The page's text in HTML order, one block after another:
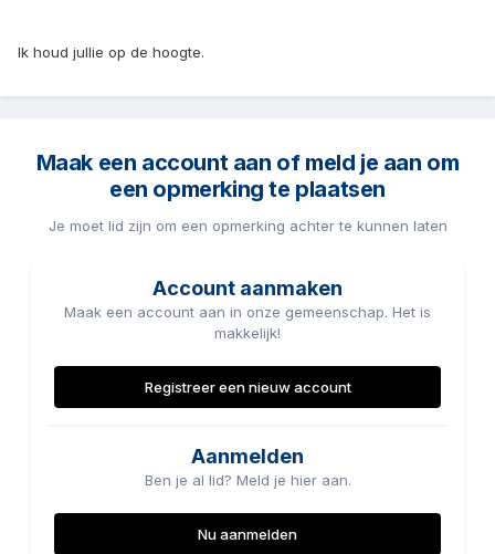
Ik houd jullie op de hoogte.
Maak een account aan of meld je aan om
een opmerking te plaatsen
Je moet lid zijn om een opmerking achter te kunnen laten
Account aanmaken
Maak een account aan in onze gemeenschap. Het is
makkelijk!
Registreer een nieuw account
Aanmelden
Ben je al lid? Meld je hier aan.
Nu aanmelden